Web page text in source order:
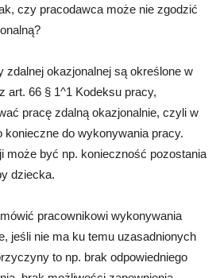
czy pracodawca może nie zgodzić
zdalnej okazjonalnej są określone w
art. 66 § 1^1 Kodeksu pracy,
pracę zdalną okazjonalnie, czyli w
konieczne do wykonywania pracy.
może być np. konieczność pozostania
dziecka.
pracownikowi wykonywania
jeśli nie ma ku temu uzasadnionych
to np. brak odpowiedniego